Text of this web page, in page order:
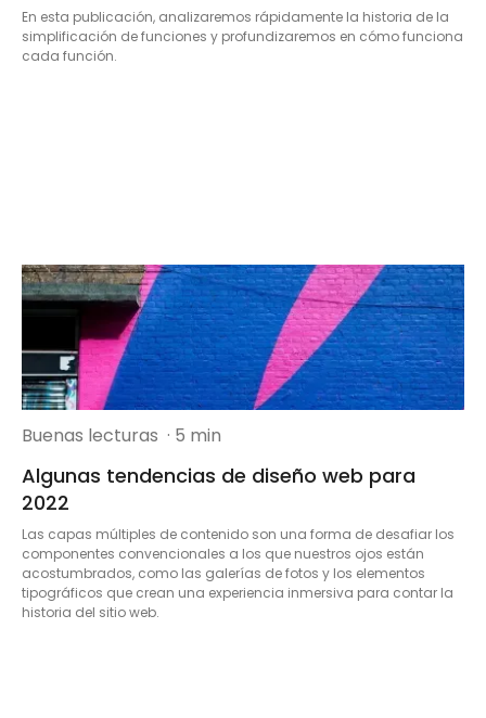
En esta publicación, analizaremos rápidamente la historia de la
simplificación de funciones y profundizaremos en cómo funciona
cada función.
Buenas lecturas · 5 min
Algunas tendencias de diseño web para
2022
Las capas múltiples de contenido son una forma de desafiar los
componentes convencionales a los que nuestros ojos están
acostumbrados, como las galerías de fotos y los elementos
tipográficos que crean una experiencia inmersiva para contar la
historia del sitio web.